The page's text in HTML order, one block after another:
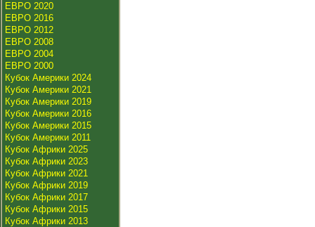
ЕВРО 2020
ЕВРО 2016
ЕВРО 2012
ЕВРО 2008
ЕВРО 2004
ЕВРО 2000
Кубок Америки 2024
Кубок Америки 2021
Кубок Америки 2019
Кубок Америки 2016
Кубок Америки 2015
Кубок Америки 2011
Кубок Африки 2025
Кубок Африки 2023
Кубок Африки 2021
Кубок Африки 2019
Кубок Африки 2017
Кубок Африки 2015
Кубок Африки 2013